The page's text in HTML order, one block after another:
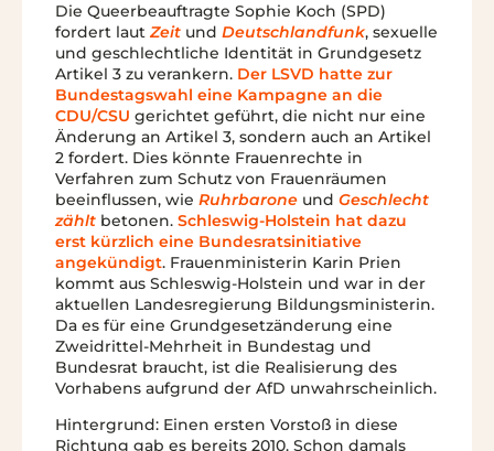
Die Queerbeauftragte Sophie Koch (SPD)
fordert lautZeit und Deutschlandfunk, sexuelle
und geschlechtliche Identität in Grundgesetz
Artikel 3 zu verankern. Der LSVD hatte zur
Bundestagswahl eine Kampagne an die
CDU/CSU gerichtet geführt, die nicht nur eine
Änderung an Artikel 3, sondern auch an Artikel
2 fordert. Dies könnte Frauenrechte in
Verfahren zum Schutz von Frauenräumen
beeinflussen, wie Ruhrbarone und Geschlecht
zählt betonen. Schleswig-Holstein hat dazu
erst kürzlich eine Bundesratsinitiative
angekündigt. Frauenministerin Karin Prien
kommt aus Schleswig-Holstein und war in der
aktuellen Landesregierung Bildungsministerin.
Da es für eine Grundgesetzänderung eine
Zweidrittel-Mehrheit in Bundestag und
Bundesrat braucht, ist die Realisierung des
Vorhabens aufgrund der AfD unwahrscheinlich.
Hintergrund: Einen ersten Vorstoß in diese
Richtung gab es bereits 2010. Schon damals